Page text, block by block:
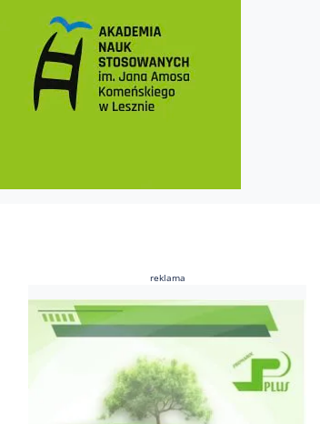
reklama